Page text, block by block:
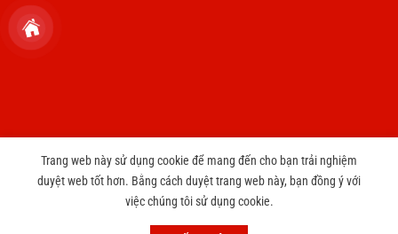
Copyright 2026 © cameravnt39.com
Trang web này sử dụng cookie để mang đến cho bạn trải nghiệm
duyệt web tốt hơn. Bằng cách duyệt trang web này, bạn đồng ý với
việc chúng tôi sử dụng cookie.